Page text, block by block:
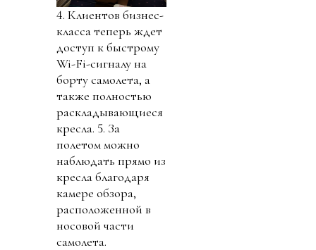
4. Клиентов бизнес-
класса теперь ждет
доступ к быстрому
Wi-Fi-сигналу на
борту самолета, а
также полностью
раскладывающиеся
кресла. 5. За
полетом можно
наблюдать прямо из
кресла благодаря
камере обзора,
расположенной в
носовой части
самолета.